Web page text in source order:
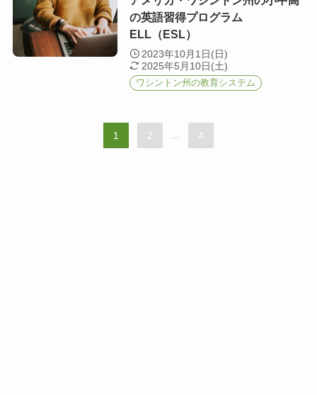
の英語習得プログラム
ELL（ESL）
2023年10月1日(日)
2025年5月10日(土)
ワシントン州の教育システム
1 2 ... 4